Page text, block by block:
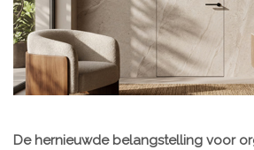
De hernieuwde belangstelling voor